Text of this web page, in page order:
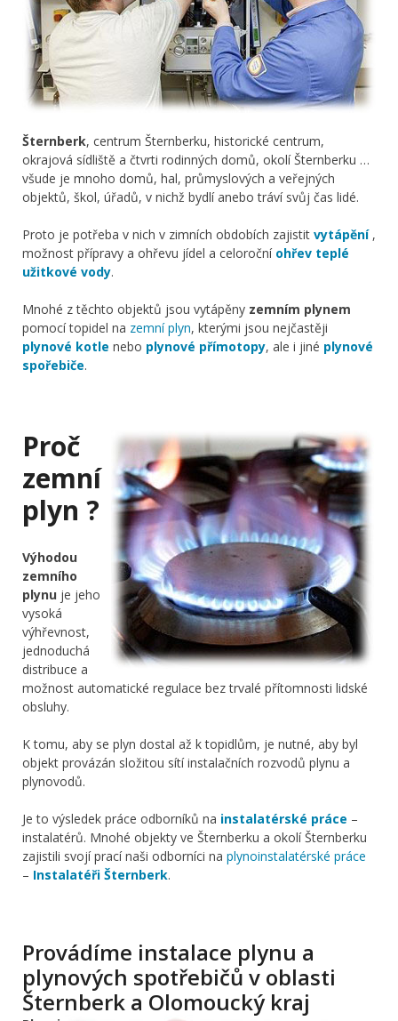
Šternberk, centrum Šternberku, historické centrum,
okrajová sídliště a čtvrti rodinných domů, okolí Šternberku …
všude je mnoho domů, hal, průmyslových a veřejných
objektů, škol, úřadů, v nichž bydlí anebo tráví svůj čas lidé.
Proto je potřeba v nich v zimních obdobích zajistit vytápění,
možnost přípravy a ohřevu jídel a celoroční ohřev teplé
užitkové vody.
Mnohé z těchto objektů jsou vytápěny zemním plynem
pomocí topidel na zemní plyn, kterými jsou nejčastěji
plynové kotle nebo plynové přímotopy, ale i jiné plynové
spořebiče.
Proč
zemní
plyn ?
Výhodou
zemního
plynu je jeho
vysoká
výhřevnost,
jednoduchá
distribuce a
možnost automatické regulace bez trvalé přítomnosti lidské
obsluhy.
K tomu, aby se plyn dostal až k topidlům, je nutné, aby byl
objekt provázán složitou sítí instalačních rozvodů plynu a
plynovodů.
Je to výsledek práce odborníků na instalatérské práce –
instalatérů. Mnohé objekty ve Šternberku a okolí Šternberku
zajistili svojí prací naši odborníci na plynoinstalatérské práce
– Instalatéři Šternberk.
Provádíme instalace plynu a
plynových spotřebičů v oblasti
Šternberk a Olomoucký kraj